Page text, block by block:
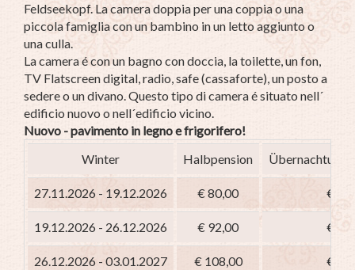
Feldseekopf. La camera doppia per una coppia o una
piccola famiglia con un bambino in un letto aggiunto o
una culla.
La camera é con un bagno con doccia, la toilette, un fon,
TV Flatscreen digital, radio, safe (cassaforte), un posto a
sedere o un divano. Questo tipo di camera é situato nell´
edificio nuovo o nell´edificio vicino.
Nuovo - pavimento in legno e frigorifero!
Winter
Halbpension Übernachtung
27.11.2026 - 19.12.2026 € 80,00 €
19.12.2026 - 26.12.2026 € 92,00 €
26.12.2026 - 03.01.2027 € 108,00 €